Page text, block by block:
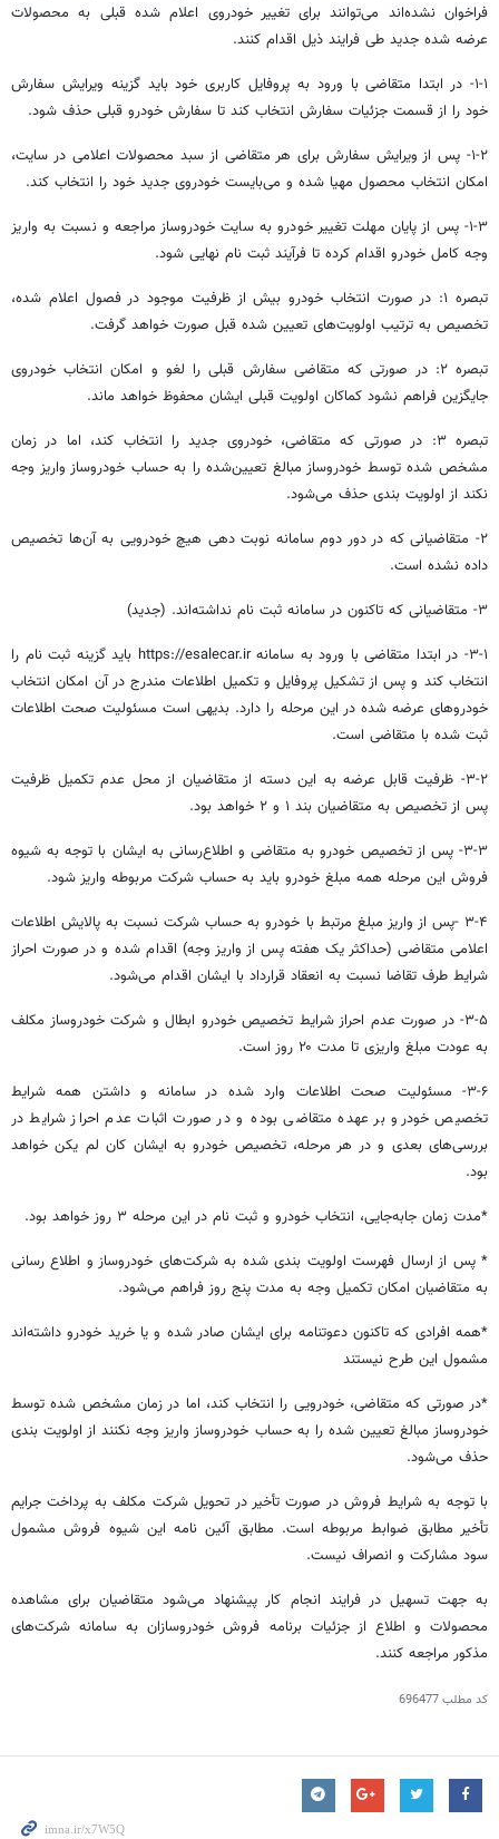
فراخوان نشده‌اند می‌توانند برای تغییر خودروی اعلام شده قبلی به محصولات
عرضه شده جدید طی فرایند ذیل اقدام کنند.
۱-۱- در ابتدا متقاضی با ورود به پروفایل کاربری خود باید گزینه ویرایش سفارش
خود را از قسمت جزئیات سفارش انتخاب کند تا سفارش خودرو قبلی حذف شود.
۱-۲- پس از ویرایش سفارش برای هر متقاضی از سبد محصولات اعلامی در سایت،
امکان انتخاب محصول مهیا شده و می‌بایست خودروی جدید خود را انتخاب کند.
۱-۳- پس از پایان مهلت تغییر خودرو به سایت خودروساز مراجعه و نسبت به واریز
وجه کامل خودرو اقدام کرده تا فرآیند ثبت نام نهایی شود.
تبصره ۱: در صورت انتخاب خودرو بیش از ظرفیت موجود در فصول اعلام شده،
تخصیص به ترتیب اولویت‌های تعیین شده قبل صورت خواهد گرفت.
تبصره ۲: در صورتی که متقاضی سفارش قبلی را لغو و امکان انتخاب خودروی
جایگزین فراهم نشود کماکان اولویت قبلی ایشان محفوظ خواهد ماند.
تبصره ۳: در صورتی که متقاضی، خودروی جدید را انتخاب کند، اما در زمان
مشخص شده توسط خودروساز مبالغ تعیین‌شده را به حساب خودروساز واریز وجه
نکند از اولویت بندی حذف می‌شود.
۲- متقاضیانی که در دور دوم سامانه نوبت دهی هیچ خودرویی به آن‌ها تخصیص
داده نشده است.
۳- متقاضیانی که تاکنون در سامانه ثبت نام نداشته‌اند. (جدید)
۳-۱- در ابتدا متقاضی با ورود به سامانه https://esalecar.ir باید گزینه ثبت نام را
انتخاب کند و پس از تشکیل پروفایل و تکمیل اطلاعات مندرج در آن امکان انتخاب
خودروهای عرضه شده در این مرحله را دارد. بدیهی است مسئولیت صحت اطلاعات
ثبت شده با متقاضی است.
۳-۲- ظرفیت قابل عرضه به این دسته از متقاضیان از محل عدم تکمیل ظرفیت
پس از تخصیص به متقاضیان بند ۱ و ۲ خواهد بود.
۳-۳- پس از تخصیص خودرو به متقاضی و اطلاع‌رسانی به ایشان با توجه به شیوه
فروش این مرحله همه مبلغ خودرو باید به حساب شرکت مربوطه واریز شود.
۳-۴ -پس از واریز مبلغ مرتبط با خودرو به حساب شرکت نسبت به پالایش اطلاعات
اعلامی متقاضی (حداکثر یک هفته پس از واریز وجه) اقدام شده و در صورت احراز
شرایط طرف تقاضا نسبت به انعقاد قرارداد با ایشان اقدام می‌شود.
۳-۵- در صورت عدم احراز شرایط تخصیص خودرو ابطال و شرکت خودروساز مکلف
به عودت مبلغ واریزی تا مدت ۲۰ روز است.
۳-۶- مسئولیت صحت اطلاعات وارد شده در سامانه و داشتن همه شرایط
تخصیص خودرو بر عهده متقاضی بوده و در صورت اثبات عدم احراز شرایط در
بررسی‌های بعدی و در هر مرحله، تخصیص خودرو به ایشان کان لم یکنخواهد
بود.
*مدت زمان جابه‌جایی، انتخاب خودرو و ثبت نام در این مرحله ۳ روز خواهد بود.
* پس از ارسال فهرست اولویت بندی شده به شرکت‌های خودروساز و اطلاع رسانی
به متقاضیان امکان تکمیل وجه به مدت پنج روز فراهم می‌شود.
*همه افرادی که تاکنون دعوتنامه برای ایشان صادر شده و یا خرید خودرو داشته‌اند
مشمول این طرح نیستند
*در صورتی که متقاضی، خودرویی را انتخاب کند، اما در زمان مشخص شده توسط
خودروساز مبالغ تعیین شده را به حساب خودروساز واریز وجه نکنند از اولویت بندی
حذف می‌شود.
با توجه به شرایط فروش در صورت تأخیر در تحویل شرکت مکلف به پرداخت جرایم
تأخیر مطابق ضوابط مربوطه است. مطابق آئین نامه این شیوه فروش مشمول
سود مشارکت و انصراف نیست.
به جهت تسهیل در فرایند انجام کار پیشنهاد می‌شود متقاضیان برای مشاهده
محصولات و اطلاع از جزئیات برنامه فروش خودروسازان به سامانه شرکت‌های
مذکور مراجعه کنند.
کد مطلب696477